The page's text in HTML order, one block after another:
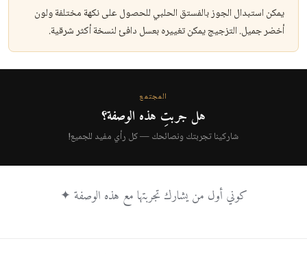
يمكن استبدال الجوز بالفستق الحلبي للحصول على نكهة مختلفة ولون
أخضر جميل. التزجيج يمكن تغييره بعسل دافئ لنسخة أكثر شرقية.
المجتمع
هل جربتِ هذه الوصفة؟
شاركينا تجربتك ونصائحك — كل رأي مفيد للجميع!
كوني أول من يشارك تجربتها مع هذه الوصفة ✦